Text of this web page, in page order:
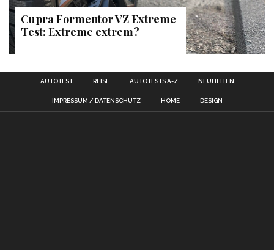
Cupra Formentor VZ Extreme
Test: Extreme extrem?
AUTOTEST REISE AUTOTESTS A-Z NEUHEITEN
IMPRESSUM / DATENSCHUTZ HOME DESIGN